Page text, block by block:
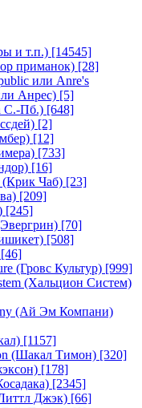
и т.п.) [14545]
приманок) [28]
или Anre's
Анрес) [5]
С.-Пб.) [648]
[2]
[12]
[733]
[16]
(Крик Чаб) [23]
[209]
[245]
[70]
[508]
[46]
(Гровс Культур) [999]
(Хальцион Систем)
(Ай Эм Компани)
[1157]
(Шакал Тимон) [320]
[178]
[2345]
Джэк) [66]